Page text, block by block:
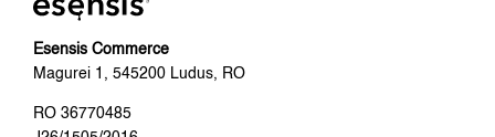
Esensis Commerce
Magurei 1, 545200 Ludus, RO
RO 36770485